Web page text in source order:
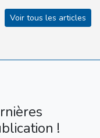
Voir tous les articles
!